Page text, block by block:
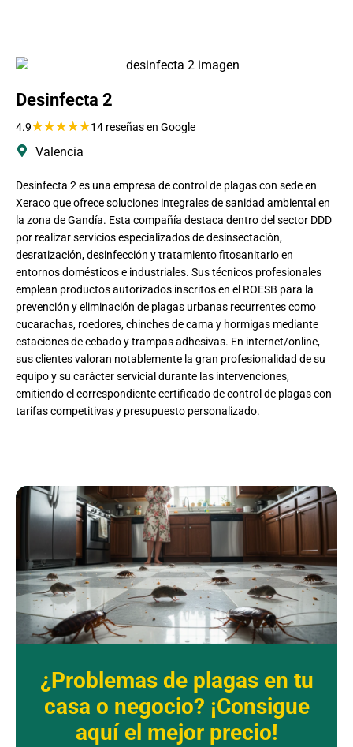
Desinfecta 2
4.9★★★★★14 reseñas en Google
Valencia
Desinfecta 2 es una empresa de control de plagas con sede en
Xeraco que ofrece soluciones integrales de sanidad ambiental en
la zona de Gandía. Esta compañía destaca dentro del sector DDD
por realizar servicios especializados de desinsectación,
desratización, desinfección y tratamiento fitosanitario en
entornos domésticos e industriales. Sus técnicos profesionales
emplean productos autorizados inscritos en el ROESB para la
prevención y eliminación de plagas urbanas recurrentes como
cucarachas, roedores, chinches de cama y hormigas mediante
estaciones de cebado y trampas adhesivas. En internet/online,
sus clientes valoran notablemente la gran profesionalidad de su
equipo y su carácter servicial durante las intervenciones,
emitiendo el correspondiente certificado de control de plagas con
tarifas competitivas y presupuesto personalizado.
¿Problemas de plagas en tu
casa o negocio? ¡Consigue
aquí el mejor precio!